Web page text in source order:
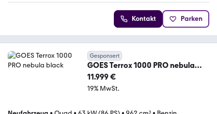
Kontakt Parken
Gesponsert
GOES Terrox 1000 PRO nebula
black
11.999 €
19% MwSt.